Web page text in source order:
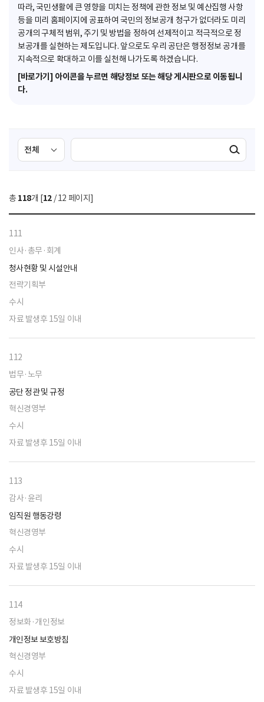
따라, 국민생활에 큰 영향을 미치는 정책에 관한 정보 및 예산집행 사항
등을 미리 홈페이지에 공표하여 국민의 정보공개 청구가 없더라도 미리
공개의 구체적 범위, 주기 및 방법을 정하여 선제적이고 적극적으로 정
보공개를 실현하는 제도입니다. 앞으로도 우리 공단은 행정정보 공개를
지속적으로 확대하고 이를 실천해 나가도록 하겠습니다.
[바로가기] 아이콘을 누르면 해당정보 또는 해당 게시판으로 이동됩니
다.
검
색
선
택
색
검색실행
총 118개 [12 / 12 페이지]
111
인사·총무·회계
청사현황 및 시설안내
전략기획부
수시
자료 발생후 15일 이내
112
법무·노무
공단 정관 및 규정
혁신경영부
수시
자료 발생후 15일 이내
113
감사·윤리
임직원 행동강령
혁신경영부
수시
자료 발생후 15일 이내
114
정보화·개인정보
개인정보 보호방침
혁신경영부
수시
자료 발생후 15일 이내